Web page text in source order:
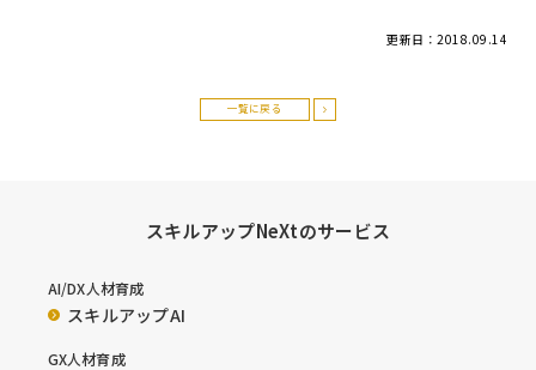
更新日：2018.09.14
一覧に戻る
スキルアップNeXtのサービス
AI/DX人材育成
スキルアップAI
GX人材育成